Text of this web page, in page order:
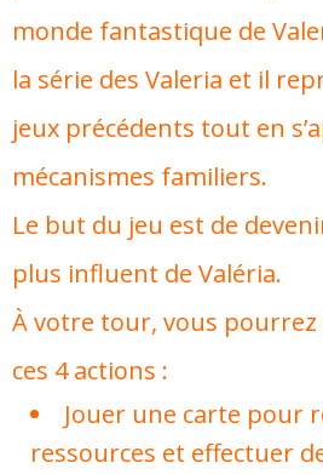
monde fantastique de
la série des Valeria et il
jeux précédents tout en
mécanismes familiers.
Le but du jeu est de
plus influent de Valéria.
À votre tour, vous pourrez
ces 4 actions :
Jouer une carte pour
ressources et effectuer